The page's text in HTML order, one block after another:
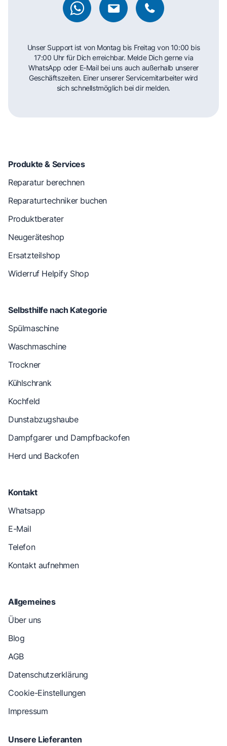
Unser Support ist von Montag bis Freitag von 10:00 bis
17:00 Uhr für Dich erreichbar. Melde Dich gerne via
WhatsApp oder E-Mail bei uns auch außerhalb unserer
Geschäftszeiten. Einer unserer Servicemitarbeiter wird
sich schnellstmöglich bei dir melden.
Produkte & Services
Reparatur berechnen
Reparaturtechniker buchen
Produktberater
Neugeräteshop
Ersatzteilshop
Widerruf Helpify Shop
Selbsthilfe nach Kategorie
Spülmaschine
Waschmaschine
Trockner
Kühlschrank
Kochfeld
Dunstabzugshaube
Dampfgarer und Dampfbackofen
Herd und Backofen
Kontakt
Whatsapp
E-Mail
Telefon
Kontakt aufnehmen
Allgemeines
Über uns
Blog
AGB
Datenschutzerklärung
Cookie-Einstellungen
Impressum
Unsere Lieferanten